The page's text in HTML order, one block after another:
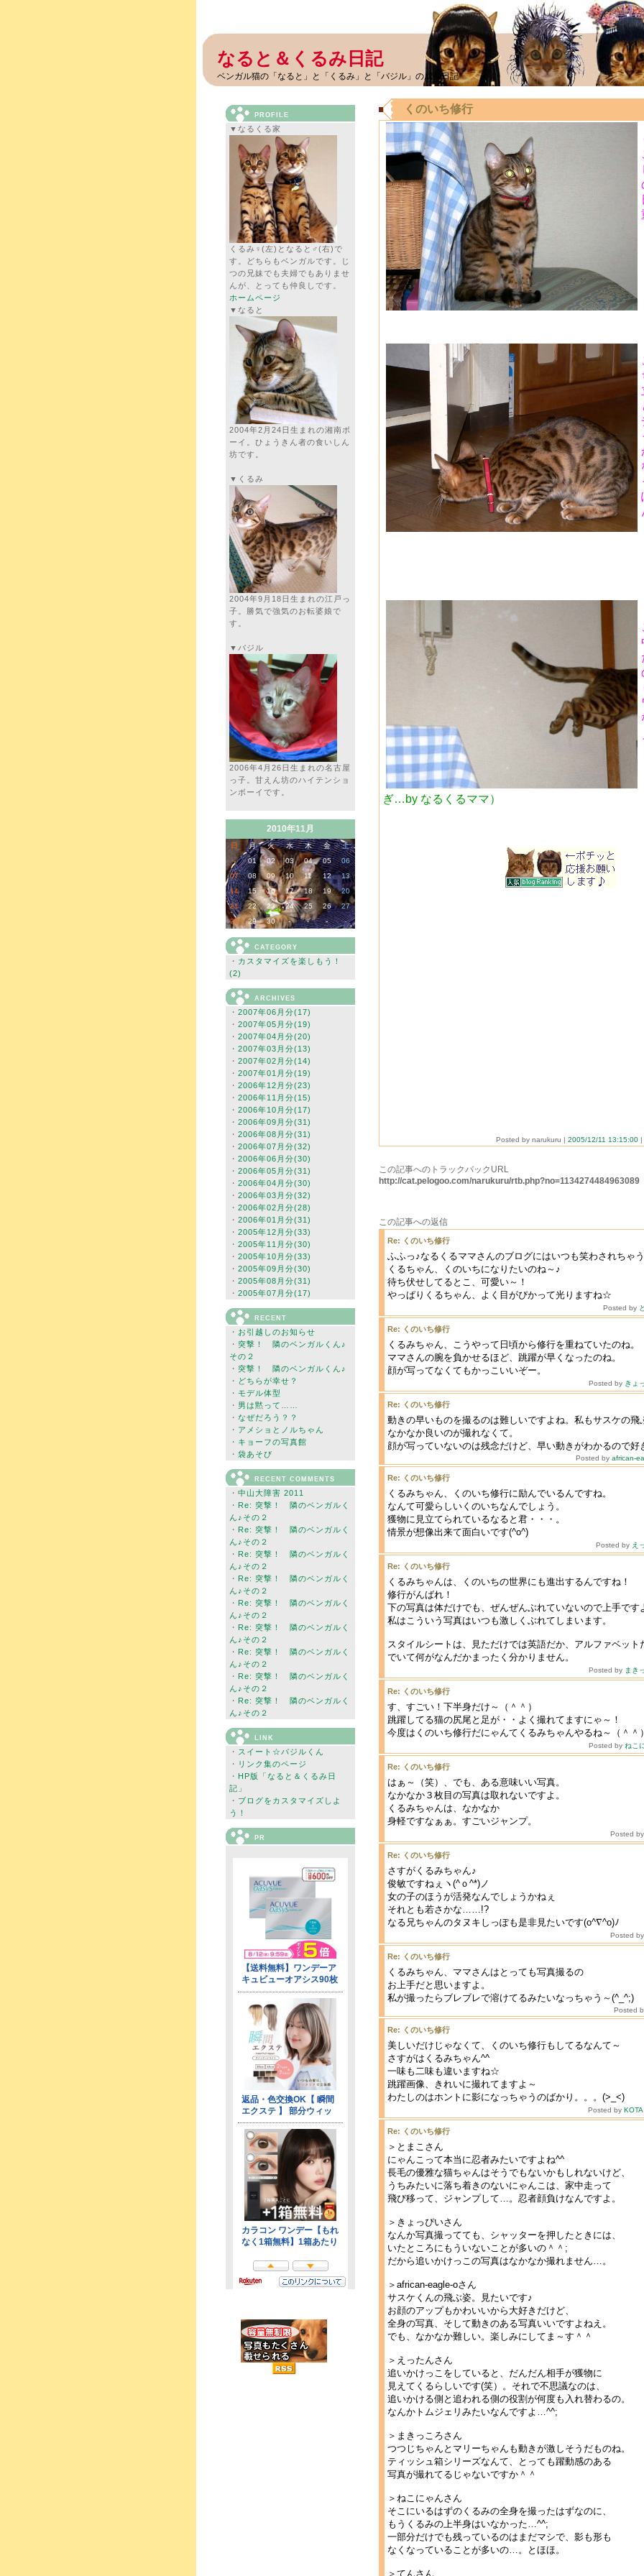
なると＆くるみ日記
ベンガル猫の「なると」と「くるみ」と「バジル」の成長日記
PROFILE
▼なるくる家
くるみ♀(左)となると♂(右)で
す。どちらもベンガルです。じ
つの兄妹でも夫婦でもありませ
んが、とっても仲良しです。
ホームページ
▼なると
2004年2月24日生まれの湘南ボ
ーイ。ひょうきん者の食いしん
坊です。
▼くるみ
2004年9月18日生まれの江戸っ
子。勝気で強気のお転婆娘で
す。
▼バジル
2006年4月26日生まれの名古屋
っ子。甘えん坊のハイテンショ
ンボーイです。
2010年11月
日 月 火 水 木 金
土
-
01 02 03 04 05
06
07
08 09 10 11 12
13
14
15 16 17 18 19
20
21
22 23 24 25 26
27
28
29 30 - - - -
CATEGORY
・ カスタマイズを楽しもう！
(2)
ARCHIVES
・ 2007年06月分(17)
・ 2007年05月分(19)
・ 2007年04月分(20)
・ 2007年03月分(13)
・ 2007年02月分(14)
・ 2007年01月分(19)
・ 2006年12月分(23)
・ 2006年11月分(15)
・ 2006年10月分(17)
・ 2006年09月分(31)
・ 2006年08月分(31)
・ 2006年07月分(32)
・ 2006年06月分(30)
・ 2006年05月分(31)
・ 2006年04月分(30)
・ 2006年03月分(32)
・ 2006年02月分(28)
・ 2006年01月分(31)
・ 2005年12月分(33)
・ 2005年11月分(30)
・ 2005年10月分(33)
・ 2005年09月分(30)
・ 2005年08月分(31)
・ 2005年07月分(17)
RECENT
・ お引越しのお知らせ
・ 突撃！ 隣のベンガルくん♪
その２
・ 突撃！ 隣のベンガルくん♪
・ どちらが幸せ？
・ モデル体型
・ 男は黙って……
・ なぜだろう？？
・ アメショとノルちゃん
・ キョーフの写真館
・ 袋あそび
RECENT COMMENTS
・ 中山大障害 2011
・ Re: 突撃！ 隣のベンガルく
ん♪その２
・ Re: 突撃！ 隣のベンガルく
ん♪その２
・ Re: 突撃！ 隣のベンガルく
ん♪その２
・ Re: 突撃！ 隣のベンガルく
ん♪その２
・ Re: 突撃！ 隣のベンガルく
ん♪その２
・ Re: 突撃！ 隣のベンガルく
ん♪その２
・ Re: 突撃！ 隣のベンガルく
ん♪その２
・ Re: 突撃！ 隣のベンガルく
ん♪その２
・ Re: 突撃！ 隣のベンガルく
ん♪その２
LINK
・ スイート☆バジルくん
・ リンク集のページ
・ HP版「なると＆くるみ日
記」
・ ブログをカスタマイズしよ
う！
PR
くのいち修行
ぎ…by なるくるママ）
Posted by narukuru | 2005/12/11 13:15:00 |
この記事へのトラックバックURL
http://cat.pelogoo.com/narukuru/rtb.php?no=1134274484963089
この記事への返信
Re: くのいち修行
ふふっ♪なるくるママさんのブログにはいつも笑わされちゃ
くるちゃん、くのいちになりたいのね～♪
待ち伏せしてるとこ、可愛い～！
やっぱりくるちゃん、よく目がぴかって光りますね☆
Posted by
Re: くのいち修行
くるみちゃん、こうやって日頃から修行を重ねていたのね。
ママさんの腕を負かせるほど、跳躍が早くなったのね。
顔が写ってなくてもかっこいいぞー。
Posted by きょ
Re: くのいち修行
動きの早いものを撮るのは難しいですよね。私もサスケの飛
なかなか良いのが撮れなくて。
顔が写っていないのは残念だけど、早い動きがわかるので好
Posted by african-
Re: くのいち修行
くるみちゃん、くのいち修行に励んでいるんですね。
なんて可愛らしいくのいちなんでしょう。
獲物に見立てられているなると君・・・。
情景が想像出来て面白いです(^o^)
Posted by え
Re: くのいち修行
くるみちゃんは、くのいちの世界にも進出するんですね！
修行がんばれ！
下の写真は体だけでも、ぜんぜんぶれていないので上手です
私はこういう写真はいつも激しくぶれてしまいます。
スタイルシートは、見ただけでは英語だか、アルファベット
でいて何がなんだかまったく分かりません。
Posted by まき
Re: くのいち修行
す、すごい！下半身だけ～（＾＾）
跳躍してる猫の尻尾と足が・・よく撮れてますにゃ～！
今度はくのいち修行だにゃんてくるみちゃんやるね～（＾＾）
Posted by ねこ
Re: くのいち修行
はぁ～（笑）、でも、ある意味いい写真。
なかなか３枚目の写真は取れないですよ。
くるみちゃんは、なかなか
身軽ですなぁぁ。すごいジャンプ。
Posted by
Re: くのいち修行
さすがくるみちゃん♪
俊敏ですねぇヽ(^ｏ^*)ノ
女の子のほうが活発なんでしょうかねぇ
それとも若さかな……!?
なる兄ちゃんのタヌキしっぽも是非見たいです(o^∇^o)ﾉ
Posted by
Re: くのいち修行
くるみちゃん、ママさんはとっても写真撮るの
お上手だと思いますよ。
私が撮ったらブレブレで溶けてるみたいなっちゃう～(^_^;)
Posted
Re: くのいち修行
美しいだけじゃなくて、くのいち修行もしてるなんて～
さすがはくるみちゃん^^
一味も二味も違いますね☆
跳躍画像、きれいに撮れてますよ～
わたしのはホントに影になっちゃうのばかり。。。(>_<)
Posted by
Re: くのいち修行
＞とまこさん
にゃんこって本当に忍者みたいですよね^^
長毛の優雅な猫ちゃんはそうでもないかもしれないけど、
うちみたいに落ち着きのないにゃんこは、家中走って
飛び移って、ジャンプして…。忍者顔負けなんですよ。
＞きょっぴいさん
なんか写真撮ってても、シャッターを押したときには、
いたところにもういないことが多いの＾＾;
だから追いかけっこの写真はなかなか撮れません…。
＞african-eagle-oさん
サスケくんの飛ぶ姿。見たいです♪
お顔のアップもかわいいから大好きだけど、
全身の写真、そして動きのある写真いいですよねえ。
でも、なかなか難しい。楽しみにしてま～す＾＾
＞えったんさん
追いかけっこをしていると、だんだん相手が獲物に
見えてくるらしいです(笑）。それで不思議なのは、
追いかける側と追われる側の役割が何度も入れ替わるの。
なんかトムジェリみたいなんですよ…^^;
＞まきっころさん
つつじちゃんとマリーちゃんも動きが激しそうだものね。
ティッシュ箱シリーズなんて、とっても躍動感のある
写真が撮れてるじゃないですか＾＾
＞ねこにゃんさん
そこにいるはずのくるみの全身を撮ったはずなのに、
もうくるみの上半身はいなかった…^^;
一部分だけでも残っているのはまだマシで、影も形も
なくなっていることが多いの…。とほほ。
＞てんさん